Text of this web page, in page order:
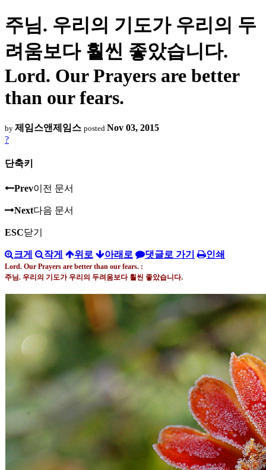
주님. 우리의 기도가 우리의 두
려움보다 훨씬 좋았습니다.
Lord. Our Prayers are better
than our fears.
by 제임스앤제임스 posted Nov 03, 2015
?
단축키
Prev이전 문서
Next다음 문서
ESC닫기
크게 작게 위로 아래로 댓글로 가기 인쇄
Lord. Our Prayers are better than our fears. :
주님. 우리의 기도가 우리의 두려움보다 훨씬 좋았습니다.